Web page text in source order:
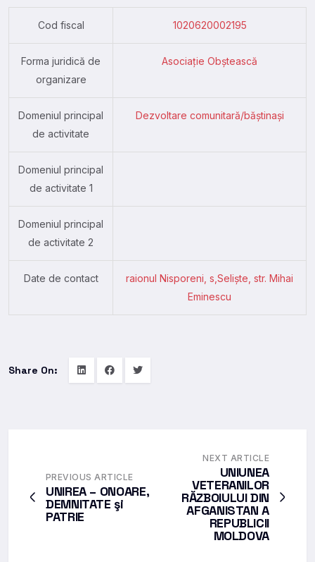
Cod fiscal 1020620002195
Forma juridică de
organizare
Asociație Obștească
Domeniul principal
de activitate
Dezvoltare comunitară/băștinași
Domeniul principal
de activitate 1
Domeniul principal
de activitate 2
Date de contact
raionul Nisporeni, s,Selişte, str. Mihai
Eminescu
Share On:
PREVIOUS ARTICLE
UNIREA – ONOARE,
DEMNITATE şi
PATRIE
NEXT ARTICLE
UNIUNEA
VETERANILOR
RĂZBOIULUI DIN
AFGANISTAN A
REPUBLICII
MOLDOVA